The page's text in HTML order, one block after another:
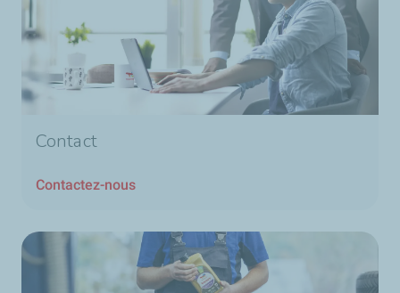
Contact
Contactez-nous